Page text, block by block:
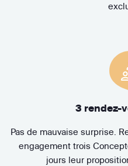
3 rendez-
Pas de mauvaise surprise.
engagement trois
jours leur